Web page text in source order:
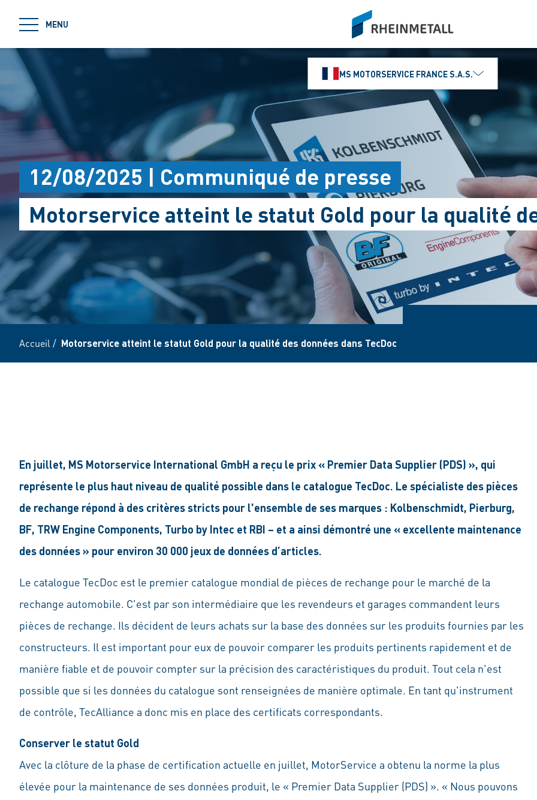
MENU
siteLogo
MS MOTORSERVICE FRANCE S.A.S.
12/08/2025 | Communiqué de presse
Motorservice atteint le statut Gold pour la qualité
Accueil / Motorservice atteint le statut Gold pour la qualité des données dans TecDoc
En juillet, MS Motorservice International GmbH a reçu le prix « Premier Data Supplier (PDS) », qui
représente le plus haut niveau de qualité possible dans le catalogue TecDoc. Le spécialiste des pièces
de rechange répond à des critères stricts pour l'ensemble de ses marques : Kolbenschmidt, Pierburg,
BF, TRW Engine Components, Turbo by Intec et RBI – et a ainsi démontré une « excellente maintenance
des données » pour environ 30 000 jeux de données d’articles.
Le catalogue TecDoc est le premier catalogue mondial de pièces de rechange pour le marché de la
rechange automobile. C'est par son intermédiaire que les revendeurs et garages commandent leurs
pièces de rechange. Ils décident de leurs achats sur la base des données sur les produits fournies par les
constructeurs. Il est important pour eux de pouvoir comparer les produits pertinents rapidement et de
manière fiable et de pouvoir compter sur la précision des caractéristiques du produit. Tout cela n'est
possible que si les données du catalogue sont renseignées de manière optimale. En tant qu'instrument
de contrôle, TecAlliance a donc mis en place des certificats correspondants.
Conserver le statut Gold
Avec la clôture de la phase de certification actuelle en juillet, MotorService a obtenu la norme la plus
élevée pour la maintenance de ses données produit, le « Premier Data Supplier (PDS) ». « Nous pouvons